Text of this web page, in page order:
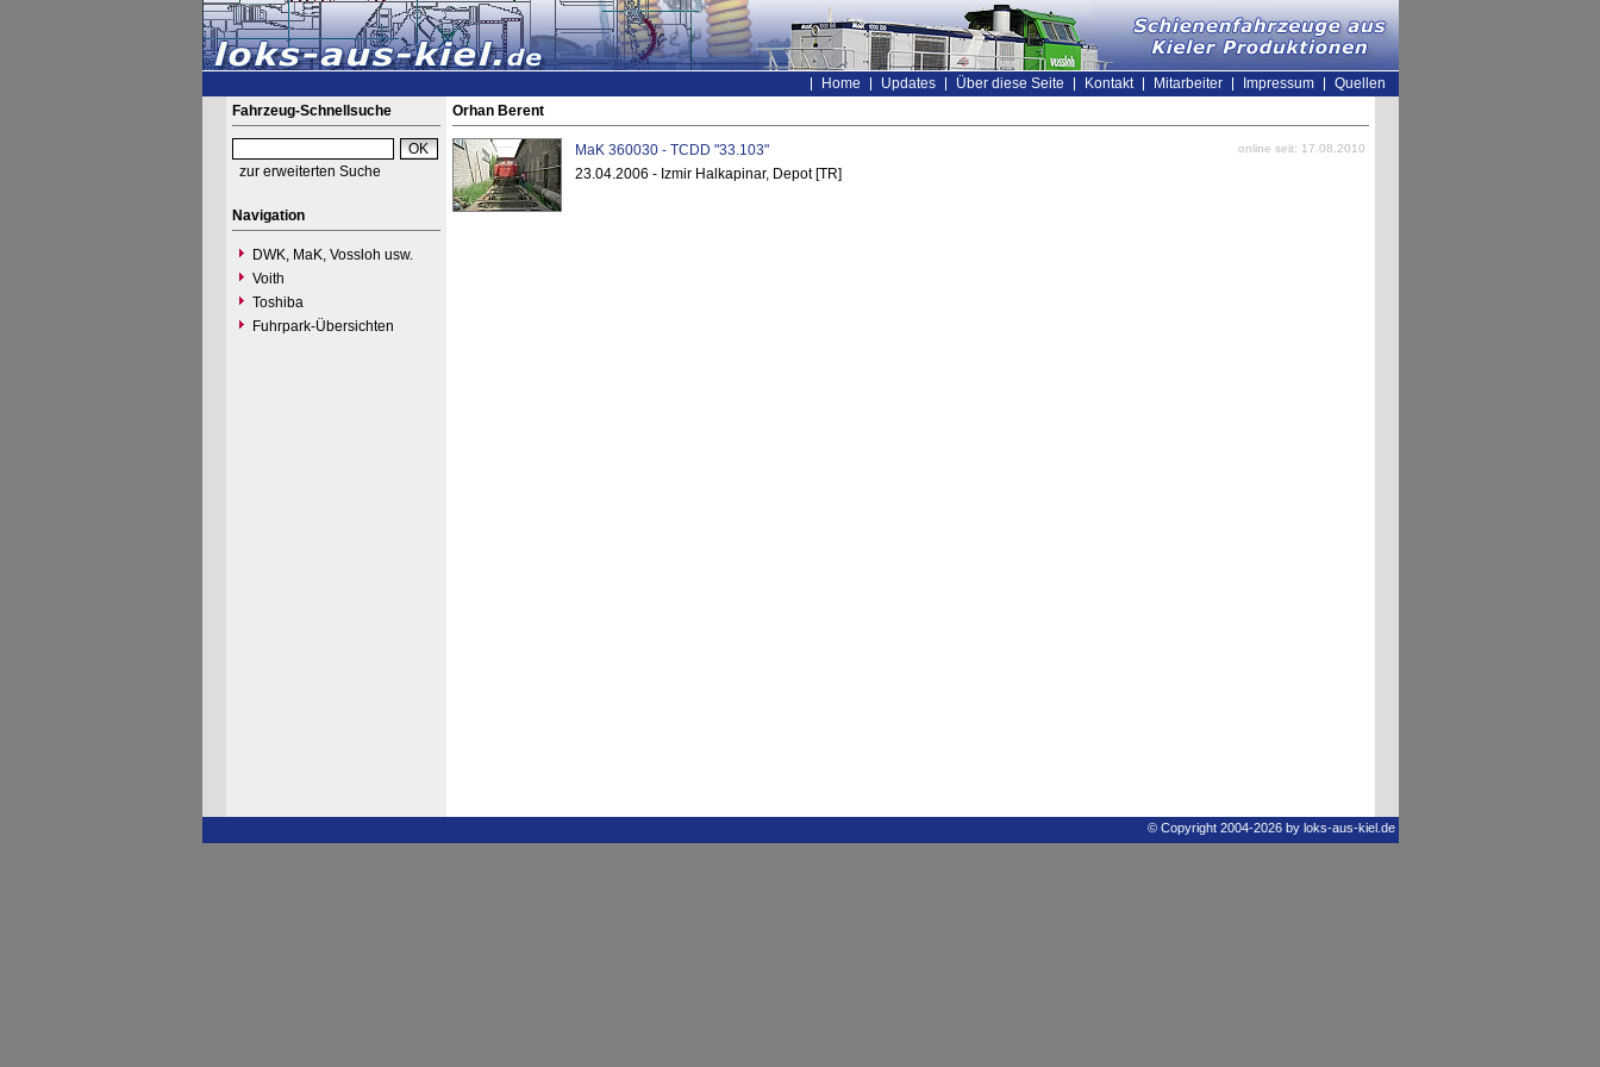
Home Updates Über diese Seite Kontakt Mitarbeiter Impressum
Quellen
Fahrzeug-Schnellsuche
zur erweiterten Suche
Navigation
DWK, MaK, Vossloh usw.
Voith
Toshiba
Fuhrpark-Übersichten
Orhan Berent
MaK 360030 - TCDD "33.103" online seit: 17.08.2010
23.04.2006 - Izmir Halkapinar, Depot [TR]
© Copyright 2004-2026 by loks-aus-kiel.de